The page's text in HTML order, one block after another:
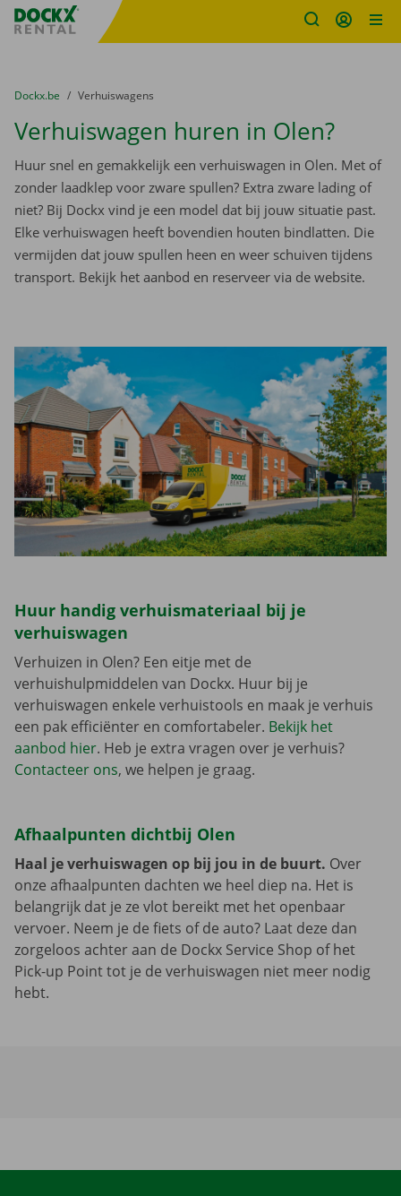
Fratello DEMO
U bevindt zich hier:
van
Dockx.be naar
Verhuiswagens
Verhuiswagen huren in Olen?
Huur snel en gemakkelijk een verhuiswagen in Olen. Met of
zonder laadklep voor zware spullen? Extra zware lading of
niet? Bij Dockx vind je een model dat bij jouw situatie past.
Elke verhuiswagen heeft bovendien houten bindlatten. Die
vermijden dat jouw spullen heen en weer schuiven tijdens
transport. Bekijk het aanbod en reserveer via de website.
Huur handig verhuismateriaal bij je
verhuiswagen
Verhuizen in Olen? Een eitje met de
verhuishulpmiddelen van Dockx. Huur bij je
verhuiswagen enkele verhuistools en maak je verhuis
een pak efficiënter en comfortabeler. Bekijk het
aanbod hier. Heb je extra vragen over je verhuis?
Contacteer ons, we helpen je graag.
Afhaalpunten dichtbij Olen
Haal je verhuiswagen op bij jou in de buurt. Over
onze afhaalpunten dachten we heel diep na. Het is
belangrijk dat je ze vlot bereikt met het openbaar
vervoer. Neem je de fiets of de auto? Laat deze dan
zorgeloos achter aan de Dockx Service Shop of het
Pick-up Point tot je de verhuiswagen niet meer nodig
hebt.